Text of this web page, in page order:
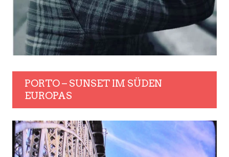
PORTO – SUNSET IM SÜDEN
EUROPAS